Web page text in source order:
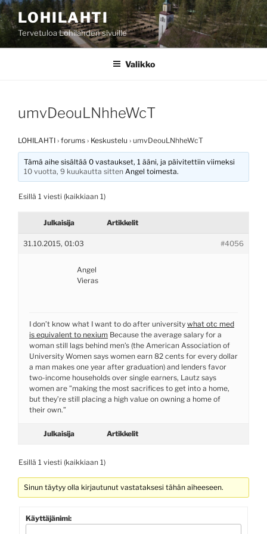
Siirry
sisältöönLOHILAHTI
Tervetuloa Lohilahden sivuille
Valikko
umvDeouLNhheWcT
LOHILAHTI › forums › Keskustelu › umvDeouLNhheWcT
Tämä aihe sisältää 0 vastaukset, 1 ääni, ja päivitettiin viimeksi
10 vuotta, 9 kuukautta sitten Angel toimesta.
Esillä 1 viesti (kaikkiaan 1)
Julkaisija Artikkelit
31.10.2015, 01:03 #4056
Angel
Vieras
I don’t know what I want to do after university what otc med
is equivalent to nexium Because the average salary for a
woman still lags behind men’s (the American Association of
University Women says women earn 82 cents for every dollar
a man makes one year after graduation) and lenders favor
two-income households over single earners, Lautz says
women are ”making the most sacrifices to get into a home,
but they’re still placing a high value on owning a home of
their own.”
Julkaisija Artikkelit
Esillä 1 viesti (kaikkiaan 1)
Sinun täytyy olla kirjautunut vastataksesi tähän aiheeseen.
Käyttäjänimi: